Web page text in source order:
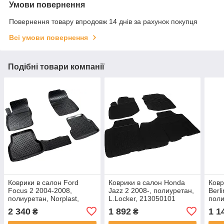
Умови повернення
Повернення товару впродовж 14 днів за рахунок покупця
Всі умови повернення
Подібні товари компанії
Коврики в салон Ford
Focus 2 2004-2008,
полиуретан, Norplast,
2 340 ₴
Коврики в салон Honda
Jazz 2 2008-, полиуретан,
L.Locker, 213050101
1 892₴ 1